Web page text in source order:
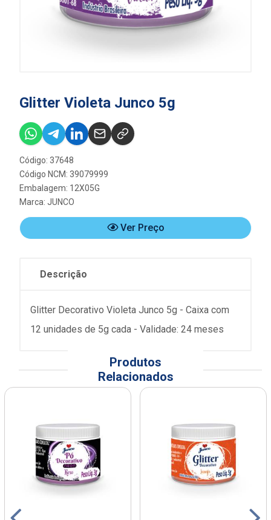
Glitter Violeta Junco 5g
Código: 37648
Código NCM: 39079999
Embalagem: 12X05G
Marca: JUNCO
Ver Preço
Descrição
Glitter Decorativo Violeta Junco 5g - Caixa com
12 unidades de 5g cada - Validade: 24 meses
Produtos
Relacionados